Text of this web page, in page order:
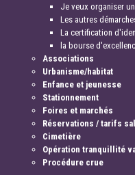
Je veux organiser
Les autres
La certification
la bourse
Associations
Urbanisme/habitat
Enfance et jeunesse
Stationnement
Foires et marchés
Réservations / tarifs
Cimetière
Opération tranquillité
Procédure crue